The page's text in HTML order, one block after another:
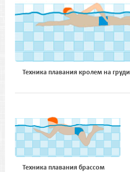
Техника плавания кролем на груди
Техника плавания брассом